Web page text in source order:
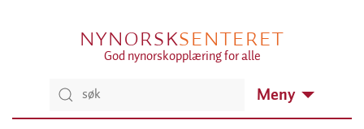
NYNORSKSENTERET
God nynorskopplæring for alle
Meny